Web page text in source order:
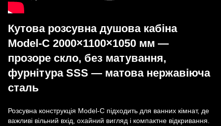
Кутова розсувна душова кабіна
Model-C 2000×1100×1050 мм —
прозоре скло, без матування,
фурнітура SSS — матова нержавіюча
сталь
Розсувна конструкція Model-C підходить для ванних кімнат, де
важливі вільний вхід, охайний вигляд і компактне відкривання.